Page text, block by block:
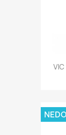
VIC